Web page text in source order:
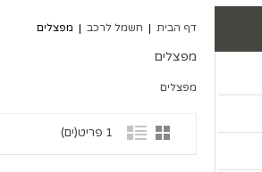
דף הבית | חשמל לרכב | מפצלים
מפצלים
מפצלים
1 פריט(ים)